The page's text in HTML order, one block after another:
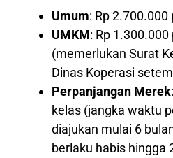
Umum: Rp
UMKM: Rp
(memerlukan Surat
Dinas Koperasi
Perpanjangan Merek
kelas (jangka waktu
diajukan mulai 6
berlaku habis hingga